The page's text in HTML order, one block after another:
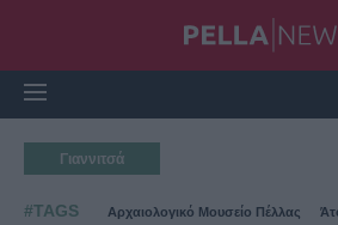
Γιαννιτσά
#TAGS Αρχαιολογικό Μουσείο Πέλλας